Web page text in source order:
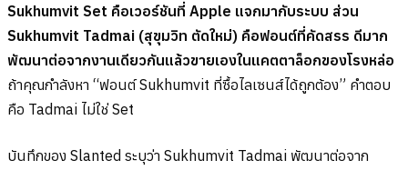
Sukhumvit Set คือเวอร์ชันที่ Apple แจกมากับระบบ ส่วน
Sukhumvit Tadmai (สุขุมวิท ตัดใหม่) คือฟอนต์ที่คัดสรร ดีมาก
พัฒนาต่อจากงานเดียวกันแล้วขายเองในแคตตาล็อกของโรงหล่อ
ถ้าคุณกำลังหา “ฟอนต์ Sukhumvit ที่ซื้อไลเซนส์ได้ถูกต้อง” คำตอบ
คือ Tadmai ไม่ใช่ Set
บันทึกของ Slanted ระบุว่า Sukhumvit Tadmai พัฒนาต่อจาก